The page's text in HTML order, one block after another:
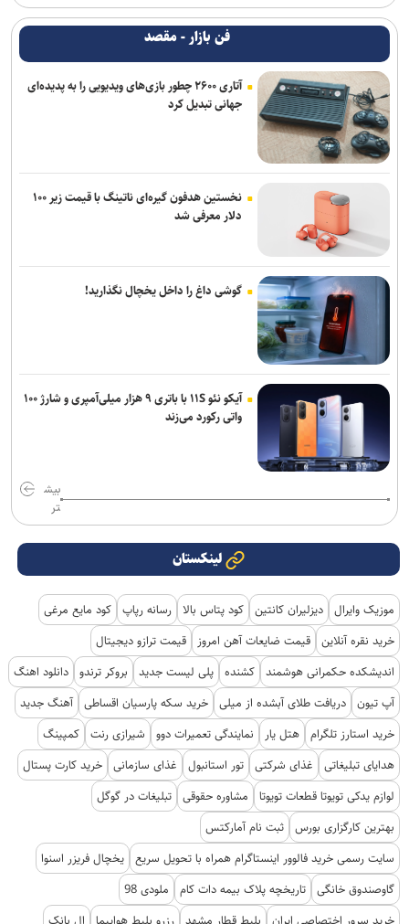
فن بازار - مقصد
آتاری ۲۶۰۰ چطور بازی‌های ویدیویی را به پدیده‌ای
جهانی تبدیل کرد
نخستین هدفون گیره‌ای ناتینگ با قیمت زیر ۱۰۰
دلار معرفی شد
گوشی داغ را داخل یخچال نگذارید!
آیکو نئو ۱۱S با باتری ۹ هزار میلی‌آمپری و شارژ ۱۰۰
واتی رکورد می‌زند
بیش
تر
لینکستان
موزیک وایرال دیزلیران کانتین کود پتاس بالا رسانه رپاپ کود مایع مرغی
خرید نقره آنلاین قیمت ضایعات آهن امروز
قیمت ترازو دیجیتال
اندیشکده حکمرانی هوشمند کشنده پلی لیست جدید بروکر ترندو دانلود اهنگ
آپ تیون دریافت طلای آبشده از میلی خرید سکه پارسیان اقساطی آهنگ جدید
خرید استارز تلگرام هتل یار نمایندگی تعمیرات دوو شیرازی رنت کمپینگ
هدایای تبلیغاتی
غذای شرکتی تور استانبول غذای سازمانی خرید کارت پستال
لوازم یدکی تویوتا قطعات تویوتا
مشاوره حقوقی تبلیغات در گوگل
بهترین کارگزاری بورس ثبت نام آمارکتس
سایت رسمی خرید فالوور اینستاگرام همراه با تحویل سریع یخچال فریزر اسنوا
گاوصندوق خانگی تاریخچه پلاک بیمه دات کام
ملودی 98